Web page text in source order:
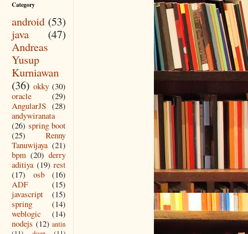
plugin.jar META-INF/maven/com.oracle.weblogic/
weblogic-maven-plugin/pom.xml
Category
android (53)
java
(47)
Andreas
Yusup
Kurniawan
(36) okky (30)
oracle
(29)
AngularJS (28)
andywiranata
(26) spring boot
(25)
Renny
Tanuwijaya (21)
bpm (20) derry
aditiya (19) rest
(17)
osb
(16)
ADF
(15)
javascript
(15)
spring
(14)
weblogic
(14)
nodejs (12) antin